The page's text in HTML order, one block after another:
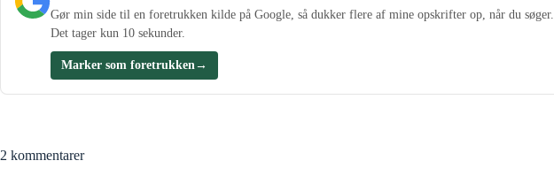
Gør min side til en foretrukken kilde på Google, så dukker flere af mine opskrifter op, når du søger.
Det tager kun 10 sekunder.
Marker som foretrukken→
2 kommentarer